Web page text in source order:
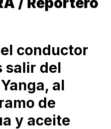
conductor
salir del
al
de
y aceite